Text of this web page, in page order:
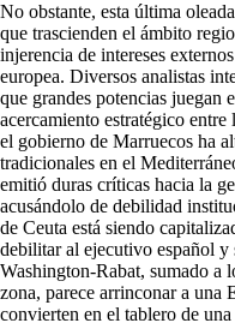
No obstante, esta última
que trascienden el ámbito
injerencia de intereses
europea. Diversos analistas
que grandes potencias juegan
acercamiento estratégico
el gobierno de Marruecos ha
tradicionales en el
emitió duras críticas hacia la
acusándolo de debilidad
de Ceuta está siendo
debilitar al ejecutivo español
Washington-Rabat, sumado a
zona, parece arrinconar a una
convierten en el tablero de